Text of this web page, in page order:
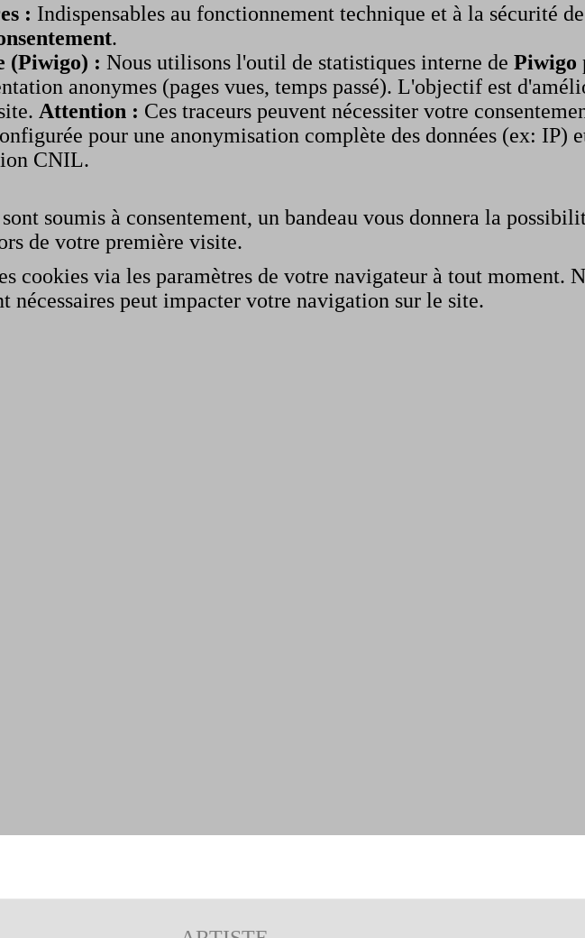
: Indispensables au fonctionnement technique et à la sécurité
.
(Piwigo) : Nous utilisons l'outil de statistiques interne de Piwigo
anonymes (pages vues, temps passé). L'objectif est
Attention : Ces traceurs peuvent nécessiter votre
pour une anonymisation complète des données (ex: IP)
CNIL.
soumis à consentement, un bandeau vous donnera la
de votre première visite.
cookies via les paramètres de votre navigateur à tout moment.
nécessaires peut impacter votre navigation sur le site.